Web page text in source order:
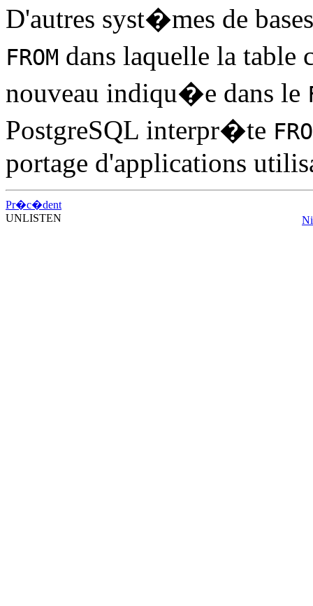
D'autres syst�mes de
FROM dans laquelle la
nouveau indiqu�e dans le
PostgreSQL interpr�te
portage d'applications
Pr�c�dent
UNLISTEN